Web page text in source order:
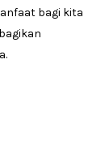
bagi kita